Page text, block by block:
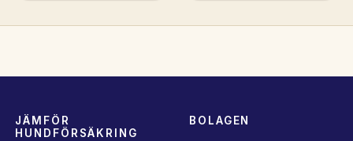
JÄMFÖR
HUNDFÖRSÄKRING
BOLAGEN